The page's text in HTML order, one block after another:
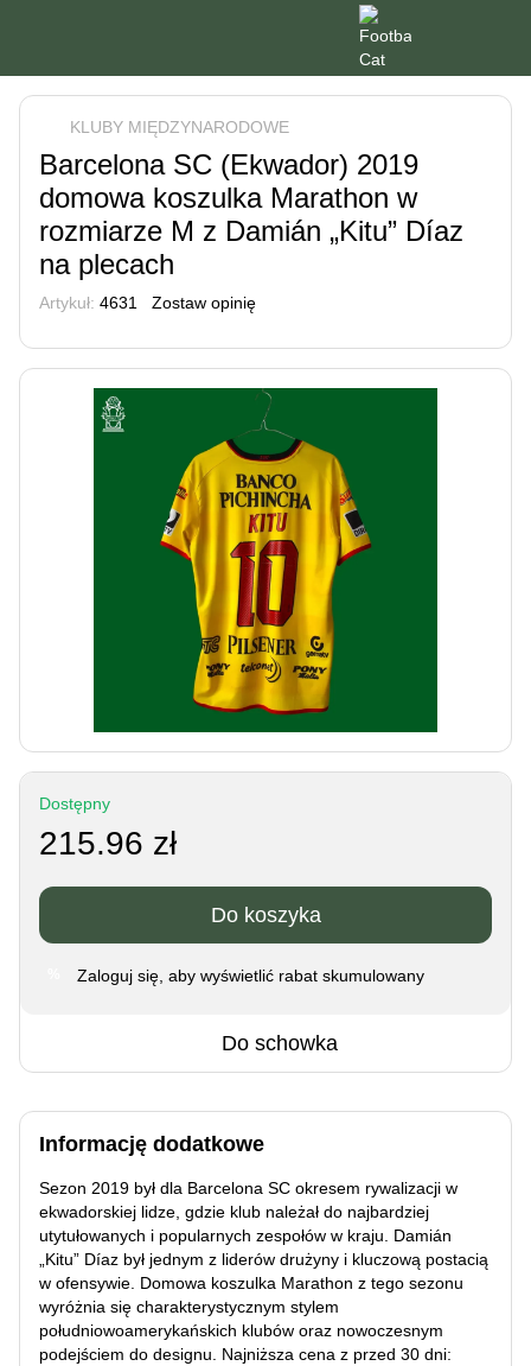
KLUBY MIĘDZYNARODOWE
Barcelona SC (Ekwador) 2019
domowa koszulka Marathon w
rozmiarze M z Damián „Kitu” Díaz
na plecach
Artykuł: 4631 Zostaw opinię
Dostępny
215.96 zł
Do koszyka
Zaloguj się , aby wyświetlić rabat skumulowany
Do schowka
Informację dodatkowe
Sezon 2019 był dla Barcelona SC okresem rywalizacji w
ekwadorskiej lidze, gdzie klub należał do najbardziej
utytułowanych i popularnych zespołów w kraju. Damián
„Kitu” Díaz był jednym z liderów drużyny i kluczową postacią
w ofensywie. Domowa koszulka Marathon z tego sezonu
wyróżnia się charakterystycznym stylem
południowoamerykańskich klubów oraz nowoczesnym
podejściem do designu. Najniższa cena z przed 30 dni: